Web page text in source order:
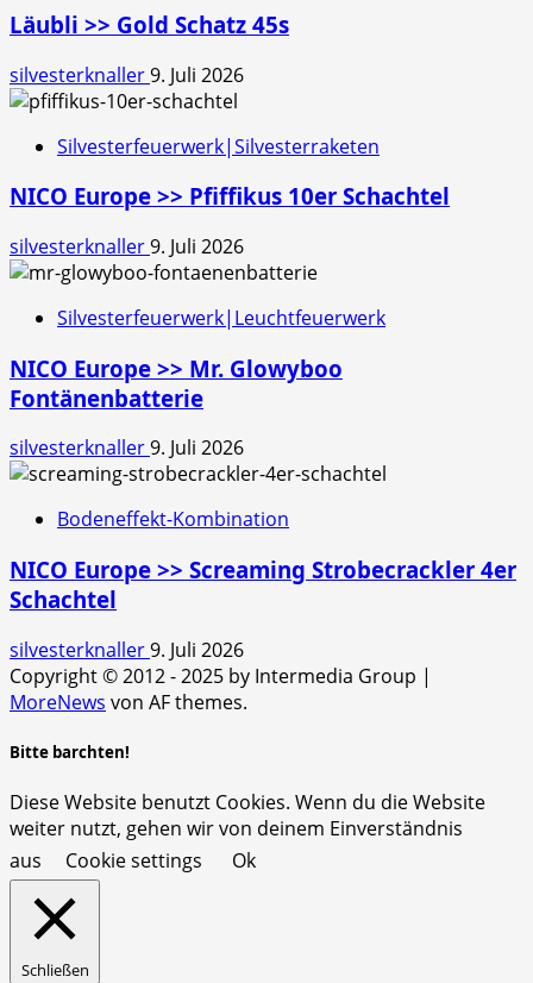
Läubli >> Gold Schatz 45s
silvesterknaller9. Juli 2026
Silvesterfeuerwerk|Silvesterraketen
NICO Europe >> Pfiffikus 10er Schachtel
silvesterknaller9. Juli 2026
Silvesterfeuerwerk|Leuchtfeuerwerk
NICO Europe >> Mr. Glowyboo
Fontänenbatterie
silvesterknaller9. Juli 2026
Bodeneffekt-Kombination
NICO Europe >> Screaming Strobecrackler 4er
Schachtel
silvesterknaller9. Juli 2026
Copyright © 2012 - 2025 by Intermedia Group |
MoreNews von AF themes.
Bitte barchten!
Diese Website benutzt Cookies. Wenn du die Website
weiter nutzt, gehen wir von deinem Einverständnis
aus
Cookie settings Ok
Schließen